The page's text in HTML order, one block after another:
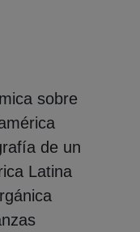
sobre
de un
Latina